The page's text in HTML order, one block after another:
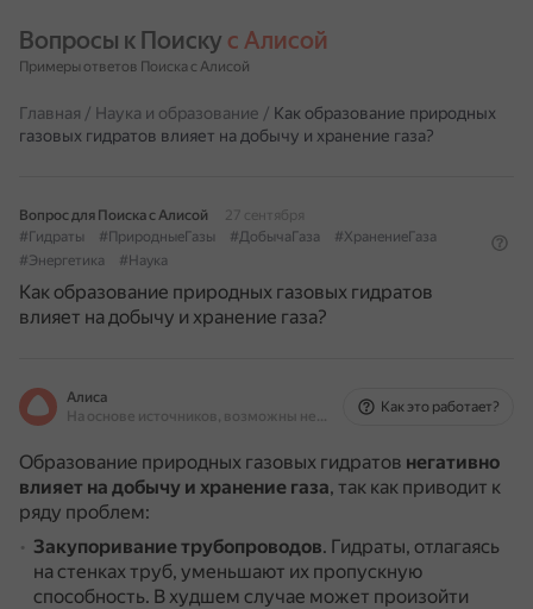
Вопросы к Поиску с Алисой
Примеры ответов Поиска с Алисой
Главная / Наука и образование / Как образование природных
газовых гидратов влияет на добычу и хранение газа?
Вопрос для Поиска с Алисой
27 сентября
#Гидраты
#ПриродныеГазы #ДобычаГаза
#ХранениеГаза
#Энергетика
#Наука
Как образование природных газовых гидратов
влияет на добычу и хранение газа?
Алиса
На основе источников, возможны неточности
Как это работает?
Образование природных газовых гидратов негативно
влияет на добычу и хранение газа, так как приводит к
ряду проблем:
Закупоривание трубопроводов. Гидраты, отлагаясь
на стенках труб, уменьшают их пропускную
способность. В худшем случае может произойти